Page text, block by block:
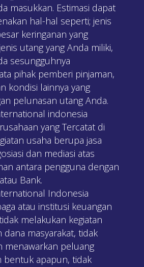
masukkan. Estimasi dapat
hal-hal seperti; jenis
keringanan yang
utang yang Anda miliki,
sesungguhnya
pihak pemberi pinjaman,
kondisi lainnya yang
pelunasan utang Anda.
indonesia
yang Tercatat di
usaha berupa jasa
dan mediasi atas
antara pengguna dengan
Bank.
Indonesia
atau institusi keuangan
melakukan kegiatan
masyarakat, tidak
menawarkan peluang
bentuk apapun, tidak